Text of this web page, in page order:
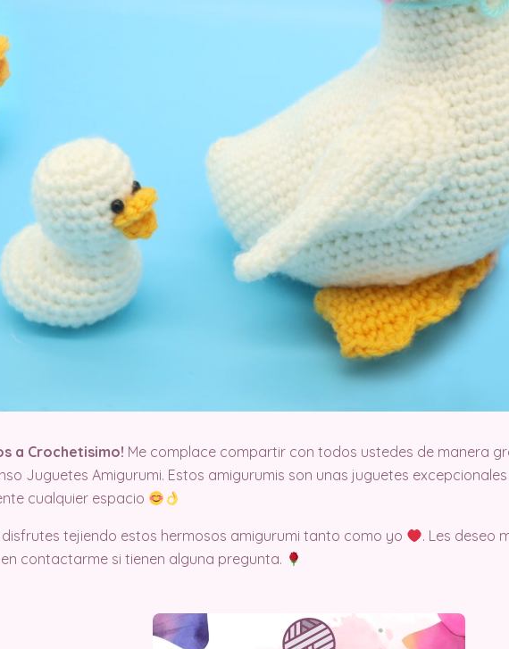
a Crochetisimo! Me complace compartir con todos ustedes de manera
Juguetes Amigurumi. Estos amigurumis son unas juguetes
cualquier espacio
disfrutes tejiendo estos hermosos amigurumi tanto como yo
. Les deseo
contactarme si tienen alguna pregunta.